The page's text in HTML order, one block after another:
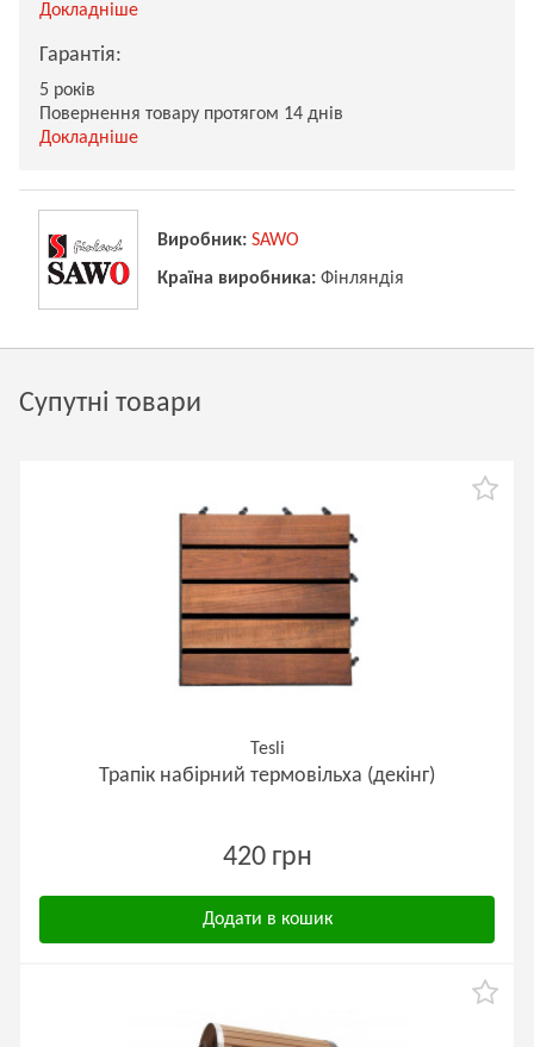
Докладніше
Гарантія:
5 років
Повернення товару протягом 14 днів
Докладніше
Виробник: SAWO
Країна виробника: Фінляндія
Супутні товари
Tesli
Трапік набірний термовільха (декінг)
420 грн
Додати в кошик